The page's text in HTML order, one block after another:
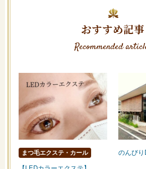
おすすめ記事
Recommended
まつ毛エクステ・カール のんびり